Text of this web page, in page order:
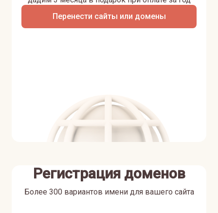
Перенести сайты или домены
Регистрация доменов
Более 300 вариантов имени для вашего сайта